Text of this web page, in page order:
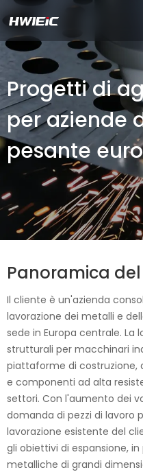
Progetti di
per aziende
pesante
Panoramica
Il cliente è un'azienda
lavorazione dei metalli e
sede in Europa centrale. La
strutturali per macchinari
piattaforme di costruzione,
e componenti ad alta
settori. Con l'aumento dei
domanda di pezzi di lavoro
lavorazione esistente del
gli obiettivi di espansione,
metalliche di grandi